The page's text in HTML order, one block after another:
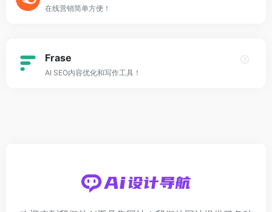
在线营销简单方便！
Frase
AI SEO内容优化和写作工具！